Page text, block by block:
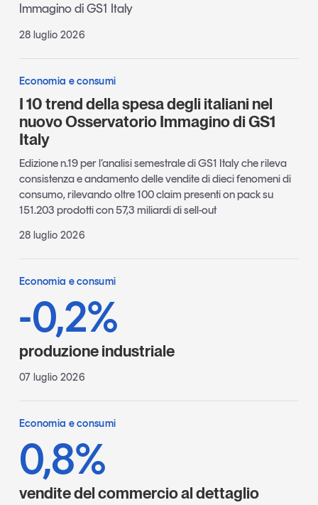
Immagino di GS1 Italy
28 luglio 2026
Economia e consumi
I 10 trend della spesa degli italiani nel
nuovo Osservatorio Immagino di GS1
Italy
Edizione n.19 per l’analisi semestrale di GS1 Italy che rileva
consistenza e andamento delle vendite di dieci fenomeni di
consumo, rilevando oltre 100 claim presenti on pack su
151.203 prodotti con 57,3 miliardi di sell-out
28 luglio 2026
Economia e consumi
-0,2%
produzione industriale
07 luglio 2026
Economia e consumi
0,8%
vendite del commercio al dettaglio